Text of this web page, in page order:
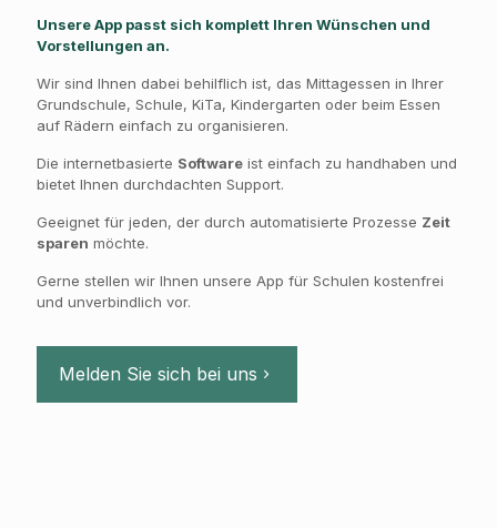
Unsere App passt sich komplett Ihren Wünschen und
Vorstellungen an.
Wir sind Ihnen dabei behilflich ist, das Mittagessen in Ihrer
Grundschule, Schule, KiTa, Kindergarten oder beim Essen
auf Rädern einfach zu organisieren.
Die internetbasierte Software ist einfach zu handhaben und
bietet Ihnen durchdachten Support.
Geeignet für jeden, der durch automatisierte Prozesse Zeit
sparen möchte.
Gerne stellen wir Ihnen unsere App für Schulen kostenfrei
und unverbindlich vor.
Melden Sie sich bei uns